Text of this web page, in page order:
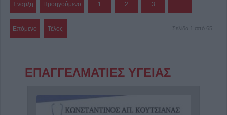
Έναρξη Προηγούμενο 1 2 3 …
Επόμενο Τέλος Σελίδα 1 από 65
ΕΠΑΓΓΕΛΜΑΤΙΕΣ ΥΓΕΙΑΣ